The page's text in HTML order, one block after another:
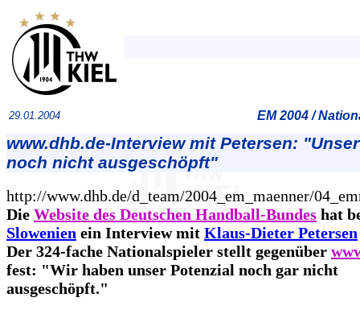
29.01.2004 EM 2004 /
www.dhb.de-Interview mit Petersen:
noch nicht ausgeschöpft"
http://www.dhb.de/d_team/2004_em_maenner/
Die Website des Deutschen Handball-Bundes hat
Slowenien ein Interview mit Klaus-Dieter Petersen
Der 324-fache Nationalspieler stellt gegenüber
fest: "Wir haben unser Potenzial noch gar nicht
ausgeschöpft."